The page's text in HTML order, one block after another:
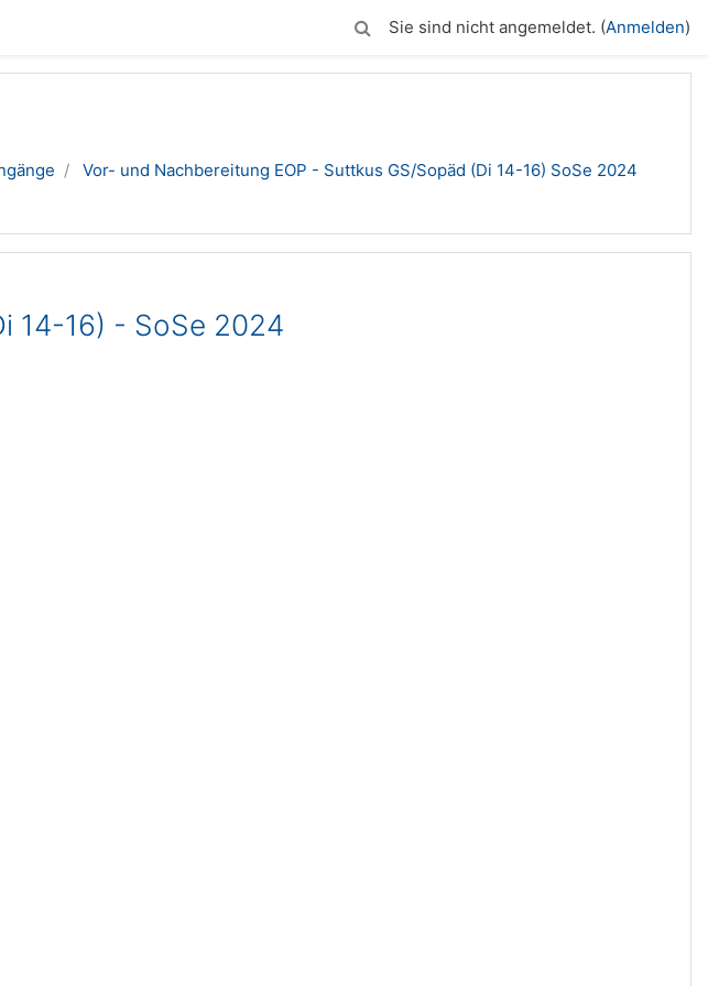
Sie sind nicht angemeldet. (Anmelden)
Vor- und Nachbereitung EOP - Suttkus GS/Sopäd (Di 14-16) SoSe 2024
14-16) - SoSe 2024